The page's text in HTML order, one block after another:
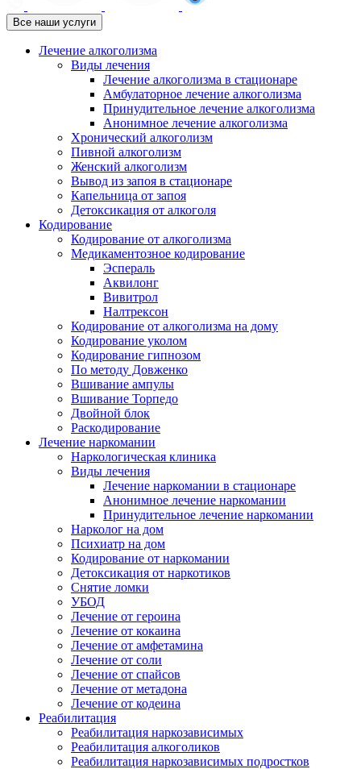
Все наши услуги
Лечение алкоголизма
Виды лечения
Лечение алкоголизма в стационаре
Амбулаторное лечение алкоголизма
Принудительное лечение алкоголизма
Анонимное лечение алкоголизма
Хронический алкоголизм
Пивной алкоголизм
Женский алкоголизм
Вывод из запоя в стационаре
Капельница от запоя
Детоксикация от алкоголя
Кодирование
Кодирование от алкоголизма
Медикаментозное кодирование
Эспераль
Аквилонг
Вивитрол
Налтрексон
Кодирование от алкоголизма на дому
Кодирование уколом
Кодирование гипнозом
По методу Довженко
Вшивание ампулы
Вшивание Торпедо
Двойной блок
Раскодирование
Лечение наркомании
Наркологическая клиника
Виды лечения
Лечение наркомании в стационаре
Анонимное лечение наркомании
Принудительное лечение наркомании
Нарколог на дом
Психиатр на дом
Кодирование от наркомании
Детоксикация от наркотиков
Снятие ломки
УБОД
Лечение от героина
Лечение от кокаина
Лечение от амфетамина
Лечение от соли
Лечение от спайсов
Лечение от метадона
Лечение от кодеина
Реабилитация
Реабилитация наркозависимых
Реабилитация алкоголиков
Реабилитация наркозависимых подростков